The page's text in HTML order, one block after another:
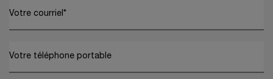
Votre courriel *
Votre téléphone portable